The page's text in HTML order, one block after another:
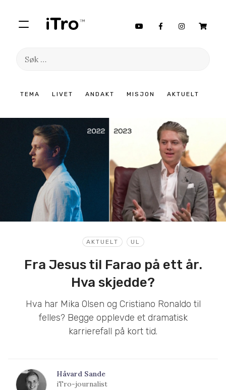
TEMA LIVET ANDAKT MISJON AKTUELT
Søk
innhold
AKTUELT UL
Fra Jesus til Farao på ett år.
Hva skjedde?
Hva har Mika Olsen og Cristiano Ronaldo til
felles? Begge opplevde et dramatisk
karrierefall på kort tid.
Håvard Sande
iTro-journalist